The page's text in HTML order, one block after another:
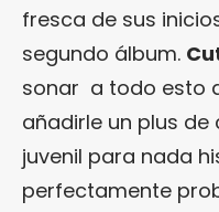
fresca de sus
segundo álbum.
sonar a todo esto
añadirle un plus
juvenil para nada
perfectamente